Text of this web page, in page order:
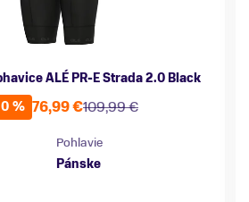
ALÉ PR-E Strada 2.0 Black
%
109,99 €
76,99 €
Pohlavie
Pánske